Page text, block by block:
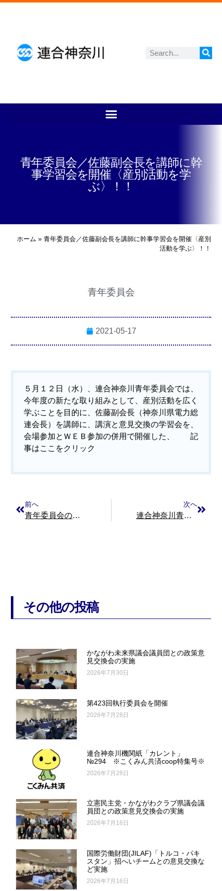
青年委員会／佐藤副会長を講師に幹
事学習会を開催〈産別活動を学
ぶ〉！！
ホーム » 青年委員会／佐藤副会長を講師に幹事学習会を開催〈産別
活動を学ぶ〉！！
青年委員会
2021-05-17
５月１２日（水）、連合神奈川青年委員会では、
今年度の新たな取り組みとして、産別活動を広く
学ぶことを目的に、佐藤副会長（神奈川県電力総
連会長）を講師に、講演と意見交換の学習会を、
会場参加とＷＥＢ参加の併用で開催した、 記
事はここをクリック
前へ
青年委員会の井土副委員長が第20回統一地方選の組織内候補〈新人〉として川崎市議会に挑戦します！
次へ
連合神奈川青年委員会第３回幹事学習会を開催！－公務労働の現場を学ぶ－
その他の投稿
かながわ未来県議会議員団との政策意
見交換会の実施
2026年7月30日
第423回執行委員会を開催
2026年7月28日
連合神奈川機関紙「カレント」
№294 ※こくみん共済coop特集号※
2026年7月28日
立憲民主党・かながわクラブ県議会議
員団との政策意見交換会の実施
2026年7月16日
国際労働財団(JILAF)「トルコ・パキ
スタン」招へいチームとの意見交換な
ど実施
2026年7月16日